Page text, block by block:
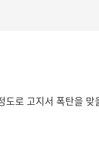
도로 고지서 폭탄을